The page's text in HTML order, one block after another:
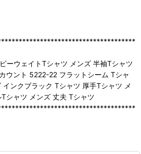
ーウェイトTシャツ メンズ 半袖Tシャツ
ウント 5222-22 フラットシーム Tシャ
ンクブラック Tシャツ 厚手Tシャツ メ
シャツ メンズ 丈夫 Tシャツ